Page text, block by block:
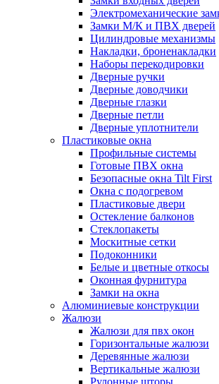
Электромеханические
Замки М/К и ПВХ дверей
Цилиндровые механизмы
Накладки, броненакладки
Наборы перекодировки
Дверные ручки
Дверные доводчики
Дверные глазки
Дверные петли
Дверные уплотнители
Пластиковые окна
Профильные системы
Готовые ПВХ окна
Безопасные окна Tilt First
Окна с подогревом
Пластиковые двери
Остекление балконов
Стеклопакеты
Москитные сетки
Подоконники
Белые и цветные откосы
Оконная фурнитура
Замки на окна
Алюминиевые конструкции
Жалюзи
Жалюзи для пвх окон
Горизонтальные жалюзи
Деревянные жалюзи
Вертикальные жалюзи
Рулонные шторы